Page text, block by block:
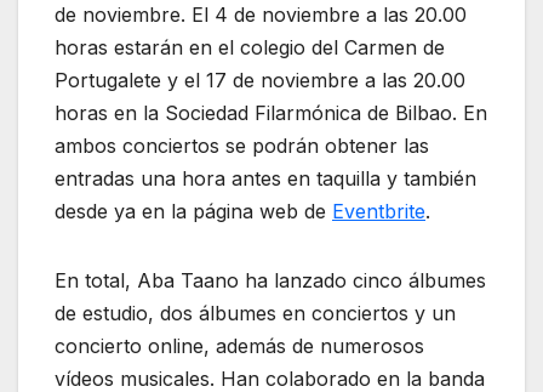
de noviembre. El 4 de noviembre a las 20.00
horas estarán en el colegio del Carmen de
Portugalete y el 17 de noviembre a las 20.00
horas en la Sociedad Filarmónica de Bilbao. En
ambos conciertos se podrán obtener las
entradas una hora antes en taquilla y también
desde ya en la página web de Eventbrite.
En total, Aba Taano ha lanzado cinco álbumes
de estudio, dos álbumes en conciertos y un
concierto online, además de numerosos
vídeos musicales. Han colaborado en la banda